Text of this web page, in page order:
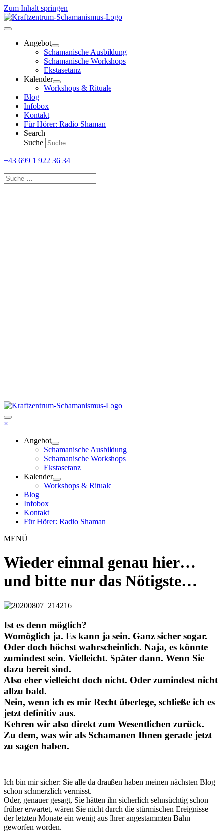
Zum Inhalt springen
Angebot
Schamanische Ausbildung
Schamanische Workshops
Ekstasetanz
Kalender
Workshops & Rituale
Blog
Infobox
Kontakt
Für Hörer: Radio Shaman
Search
Suche
+43 699 1 922 36 34
×
Angebot
Schamanische Ausbildung
Schamanische Workshops
Ekstasetanz
Kalender
Workshops & Rituale
Blog
Infobox
Kontakt
Für Hörer: Radio Shaman
MENÜ
Wieder einmal genau hier…
und bitte nur das Nötigste…
Ist es denn möglich?
Womöglich ja. Es kann ja sein. Ganz sicher sogar.
Oder doch höchst wahrscheinlich. Naja, es könnte
zumindest sein. Vielleicht. Später dann. Wenn Sie
dazu bereit sind.
Also eher vielleicht doch nicht. Oder zumindest nicht
allzu bald.
Nein, wenn ich es mir Recht überlege, schließe ich es
jetzt definitiv aus.
Kehren wir also direkt zum Wesentlichen zurück.
Zu dem, was wir als Schamanen Ihnen gerade jetzt
zu sagen haben.
Ich bin mir sicher: Sie alle da draußen haben meinen nächsten Blog
schon schmerzlich vermisst.
Oder, genauer gesagt, Sie hätten ihn sicherlich sehnsüchtig schon
früher erwartet, wären Sie nicht durch die stürmischen Ereignisse
der letzten Monate ein wenig aus Ihrer angestammten Bahn
geworfen worden.